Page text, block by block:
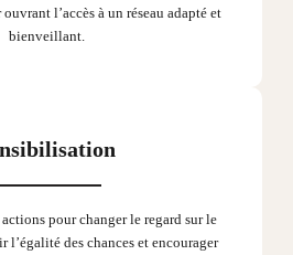
l’accès à un réseau adapté et
bienveillant.
pour changer le regard sur le
l’égalité des chances et encourager